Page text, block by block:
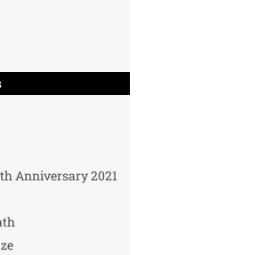
Anniversary 2021